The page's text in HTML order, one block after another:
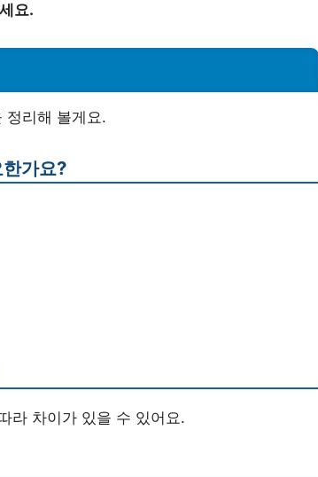
요.
정리해 볼게요.
가요?
라 차이가 있을 수 있어요.